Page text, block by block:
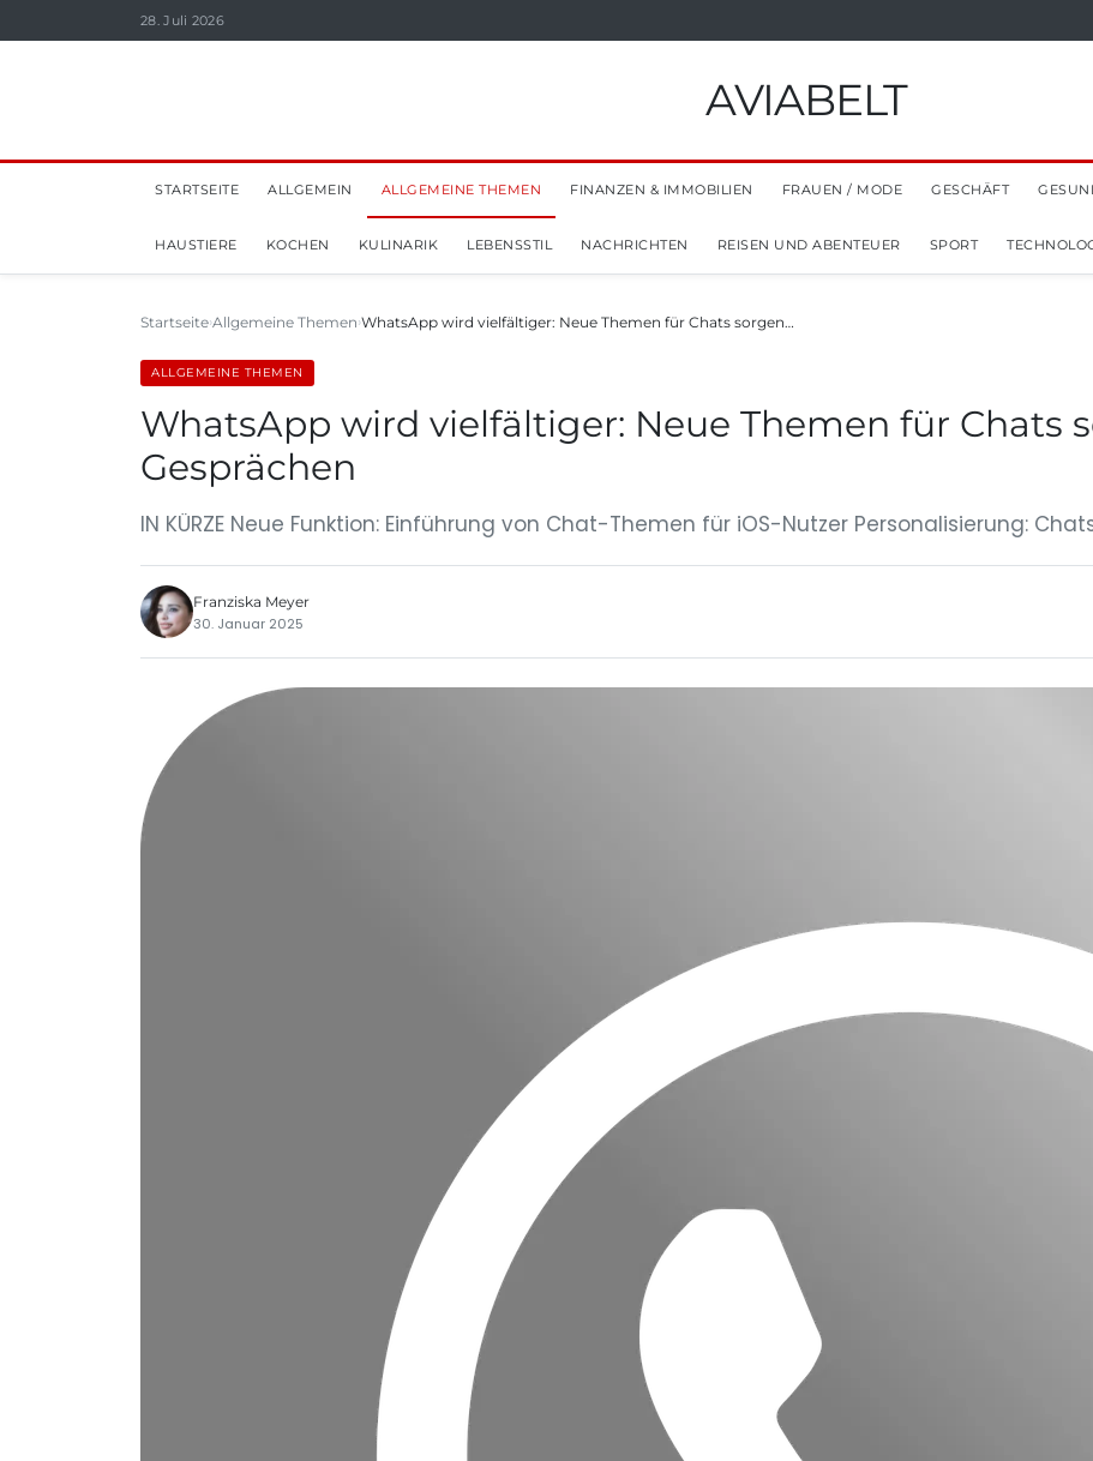
28. Juli 2026
AVIABELT
STARTSEITE ALLGEMEIN ALLGEMEINE THEMEN FINANZEN & IMMOBILIEN FRAUEN / MODE GESCHÄFT
HAUSTIERE KOCHEN KULINARIK LEBENSSTIL NACHRICHTEN REISEN UND ABENTEUER SPORT
Startseite Allgemeine Themen WhatsApp wird vielfältiger: Neue Themen für Chats sorgen…
ALLGEMEINE THEMEN
WhatsApp wird vielfältiger: Neue Themen für Chats
Gesprächen
IN KÜRZE Neue Funktion: Einführung von Chat-Themen für iOS-Nutzer Personalisierung:
Franziska Meyer
30. Januar 2025